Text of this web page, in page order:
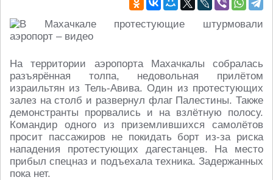
На территории аэропорта Махачкалы собралась
разъярённая толпа, недовольная прилётом
израильтян из Тель-Авива. Один из протестующих
залез на столб и развернул флаг Палестины. Также
демонстранты прорвались и на взлётную полосу.
Командир одного из приземлившихся самолётов
просит пассажиров не покидать борт из-за риска
нападения протестующих дагестанцев. На место
прибыл спецназ и подъехала техника. Задержанных
пока нет.